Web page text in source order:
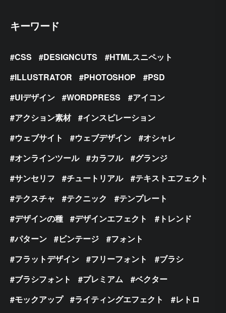
キーワード
CSS DESIGNCUTS
HTMLスニペット
ILLUSTRATOR
PHOTOSHOP
PSD
UIデザイン
WORDPRESS
アイコン
アクション素材
インスピレーション
ウェブサイト
ウェブデザイン
オシャレ
オンラインツール
カラフル
グランジ
サンセリフ
チュートリアル
テキストエフェクト
テクスチャ
テクニック
テンプレート
デザインの種
デザインエフェクト
トレンド
パターン
ビンテージ
フォント
フラットデザイン
フリーフォント
ブラシ
ブラシフォント
プレミアム
ベクター
モックアップ
ライティングエフェクト
レトロ